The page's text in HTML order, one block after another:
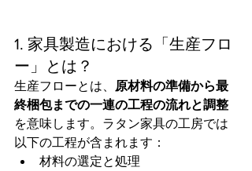
1. 家具製造における「生産フロ
ー」とは？
生産フローとは、
原材料の準備から最
終梱包までの一連の工程の流れと調整
を意味します。ラタン家具の工房では
以下の工程が含まれます：
材料の選定と処理